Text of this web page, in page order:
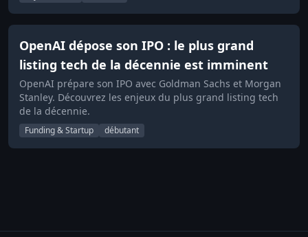
OpenAI dépose son IPO : le plus grand
listing tech de la décennie est imminent
OpenAI prépare son IPO avec Goldman Sachs et Morgan
Stanley. Découvrez les enjeux du plus grand listing tech
de la décennie.
Funding & Startup débutant